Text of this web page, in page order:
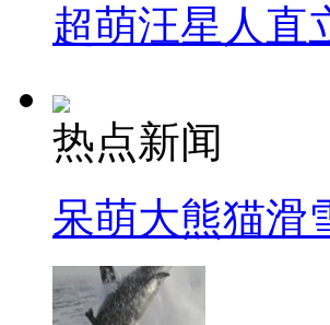
超萌汪星人直
热点新闻
呆萌大熊猫滑